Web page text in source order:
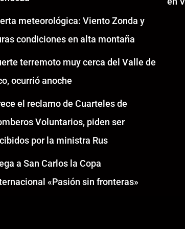
meteorológica: Viento Zonda y
condiciones en alta montaña
terremoto muy cerca del Valle de
ocurrió anoche
el reclamo de Cuarteles de
Voluntarios, piden ser
por la ministra Rus
a San Carlos la Copa
«Pasión sin fronteras»